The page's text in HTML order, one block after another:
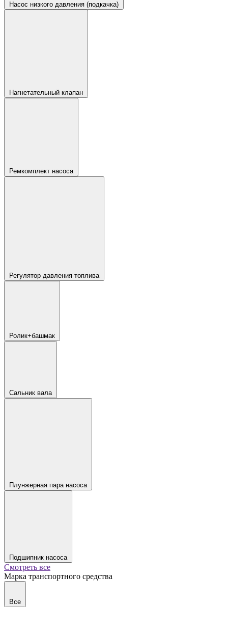
Насос низкого давления (подкачка)
Нагнетательный клапан
Ремкомплект насоса
Регулятор давления топлива
Ролик+башмак
Сальник вала
Плунжерная пара насоса
Подшипник насоса
Смотреть все
Марка транспортного средства
Все